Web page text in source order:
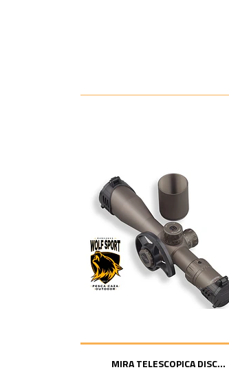
MIRA TELESCOPICA DISC...